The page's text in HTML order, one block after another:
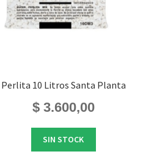
Perlita 10 Litros Santa Planta
$3.600,00
SIN STOCK